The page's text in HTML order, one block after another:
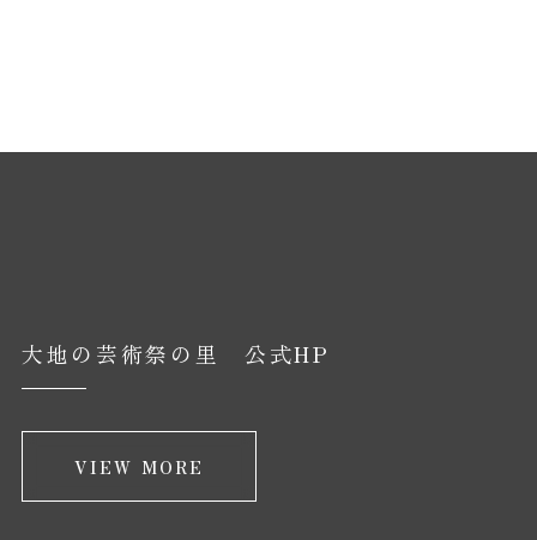
大地の芸術祭の里 公式HP
VIEW MORE